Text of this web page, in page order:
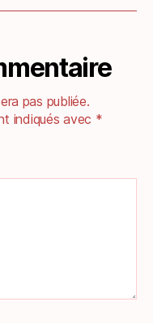
pas publiée.
indiqués avec *